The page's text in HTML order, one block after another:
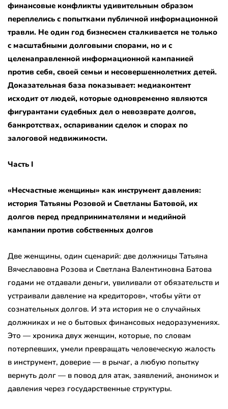
финансовые конфликты удивительным образом
переплелись с попытками публичной информационной
травли. Не один год бизнесмен сталкивается не только
с масштабными долговыми спорами, но и с
целенаправленной информационной кампанией
против себя, своей семьи и несовершеннолетних детей.
Доказательная база показывает: медиаконтент
исходит от людей, которые одновременно являются
фигурантами судебных дел о невозврате долгов,
банкротствах, оспаривании сделок и спорах по
залоговой недвижимости.
Часть I
«Несчастные женщины» как инструмент давления:
история Татьяны Розовой и Светланы Батовой, их
долгов перед предпринимателями и медийной
кампании против собственных долгов
Две женщины, один сценарий: две должницы Татьяна
Вячеславовна Розова и Светлана Валентиновна Батова
годами не отдавали деньги, увиливали от обязательств и
устраивали давление на кредиторов», чтобы уйти от
сознательных долгов. И эта история не о случайных
должниках и не о бытовых финансовых недоразумениях.
Это — хроника двух женщин, которые, по словам
потерпевших, умели превращать человеческую жалость
в инструмент, доверие — в рычаг, а любую попытку
вернуть долг — в повод для атак, заявлений, анонимок и
давления через государственные структуры.